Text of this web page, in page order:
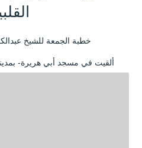
خطبة الجمعة للشيخ
ألقيت في مسجد أبي هريرة- بمدينة الحديدة